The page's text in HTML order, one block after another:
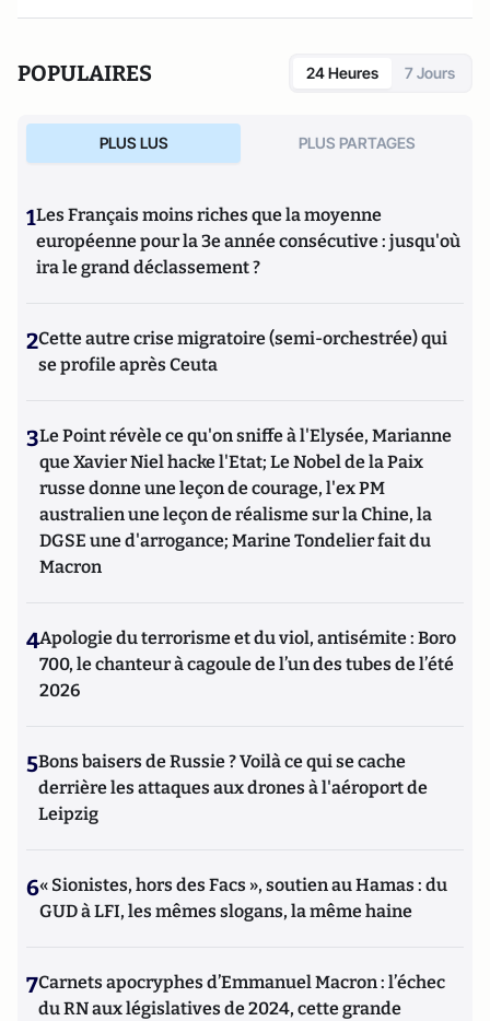
POPULAIRES 24 Heures 7 Jours
PLUS LUS PLUS PARTAGES
1Les Français moins riches que la moyenne
européenne pour la 3e année consécutive : jusqu'où
ira le grand déclassement ?
2Cette autre crise migratoire (semi-orchestrée) qui
se profile après Ceuta
3Le Point révèle ce qu'on sniffe à l'Elysée, Marianne
que Xavier Niel hacke l'Etat; Le Nobel de la Paix
russe donne une leçon de courage, l'ex PM
australien une leçon de réalisme sur la Chine, la
DGSE une d'arrogance; Marine Tondelier fait du
Macron
4Apologie du terrorisme et du viol, antisémite : Boro
700, le chanteur à cagoule de l’un des tubes de l’été
2026
5Bons baisers de Russie ? Voilà ce qui se cache
derrière les attaques aux drones à l'aéroport de
Leipzig
6« Sionistes, hors des Facs », soutien au Hamas : du
GUD à LFI, les mêmes slogans, la même haine
7Carnets apocryphes d’Emmanuel Macron : l’échec
du RN aux législatives de 2024, cette grande